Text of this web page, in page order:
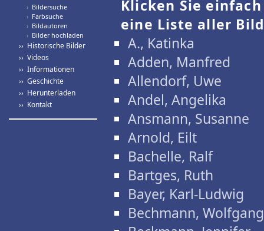
› Bildersuche
› Farbsuche
› Bildautoren
› Bilder hochladen
›› Historische Bilder
›› Videos
›› Informationen
›› Geschichte
›› Herunterladen
›› Kontakt
Klicken Sie
eine Liste aller
A., Katinka
Adden, Manfred
Allendorf, Uwe
Andel, Angelika
Ansmann, Susanne
Arnold, Eilt
Bachelle, Ralf
Bartges, Ruth
Bayer, Karl-Ludwig
Bechmann, Wolfgang